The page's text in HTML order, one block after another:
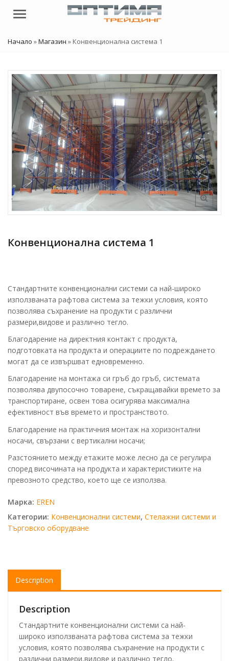
Menu
Начало »Магазин » Конвенционална система 1
Конвенционална система 1
Стандартните конвенционални системи са най-широко
използваната рафтова система за тежки условия, която
позволява съхранение на продукти с различни
размери,видове и различно тегло.
Благодарение на директния контакт с продукта,
подготовката на продукта и операциите по подреждането
могат да се извършват едновременно.
Благодарение на монтажа си гръб до гръб, системата
позволява двупосочно товарене, съкращавайки времето за
транспортиране, освен това осигурява максимална
ефективност във времето и пространството.
Благодарение на практичния монтаж на хоризонтални
носачи, свързани с вертикални носачи;
Разстоянието между етажите може лесно да се регулира
според височината на продукта и характеристиките на
превозното средство, което ще се използва.
Марка: EREN
Категории: Конвенционални системи, Стелажни системи и
Търговско оборудване
Description
Description
Стандартните конвенционални системи са най-
широко използваната рафтова система за тежки
условия, която позволява съхранение на продукти с
различни размери,видове и различно тегло.